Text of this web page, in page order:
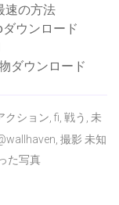
速の方法
ウンロード
ダウンロード
ション, fi, 戦う, 未
撮影 未知
た写真